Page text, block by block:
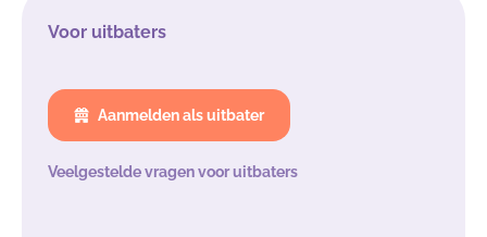
Voor uitbaters
Aanmelden als uitbater
Veelgestelde vragen voor uitbaters